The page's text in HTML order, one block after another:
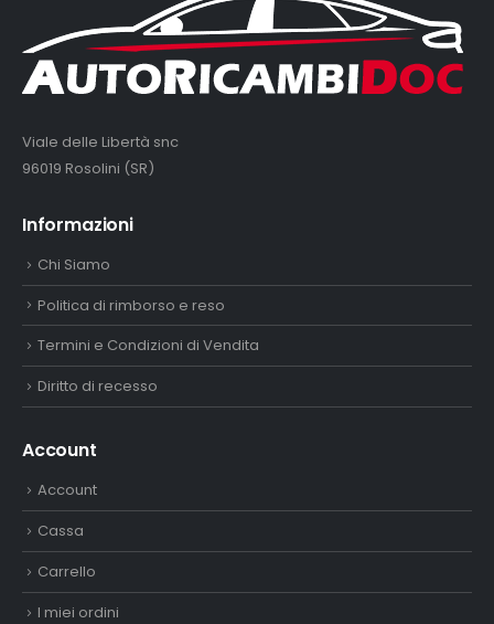
Viale delle Libertà snc
96019 Rosolini (SR)
Informazioni
Chi Siamo
Politica di rimborso e reso
Termini e Condizioni di Vendita
Diritto di recesso
Account
Account
Cassa
Carrello
I miei ordini